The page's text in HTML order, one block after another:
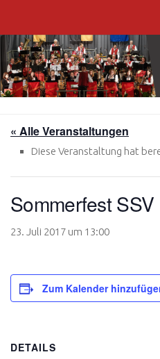
« Alle Veranstaltungen
Diese Veranstaltung hat
Sommerfest SSV
23. Juli 2017 um 13:00
Zum Kalender
DETAILS